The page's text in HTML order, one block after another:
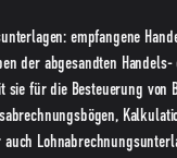
empfangene
der abgesandten
sie für die Besteuerung von
auch